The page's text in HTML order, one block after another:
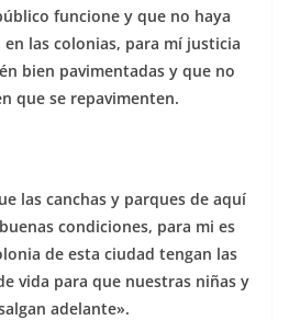
funcione y que no haya
las colonias, para mí justicia
bien pavimentadas y que no
que se repavimenten.
las canchas y parques de aquí
condiciones, para mi es
de esta ciudad tengan las
vida para que nuestras niñas y
adelante».